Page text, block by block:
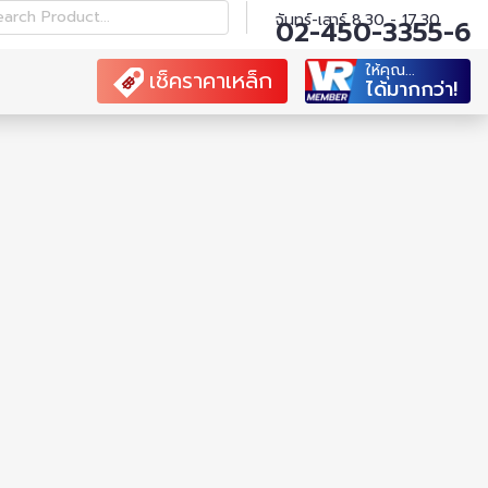
Product... จันทร์-เสาร์ 8.30 - 17.30
02-450-3355-6
เช็คราคาเหล็ก ให้คุณ...
ได้มากกว่า!